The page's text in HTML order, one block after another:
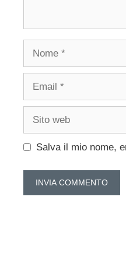
Nome
Email
Sito
Salva il mio nome,